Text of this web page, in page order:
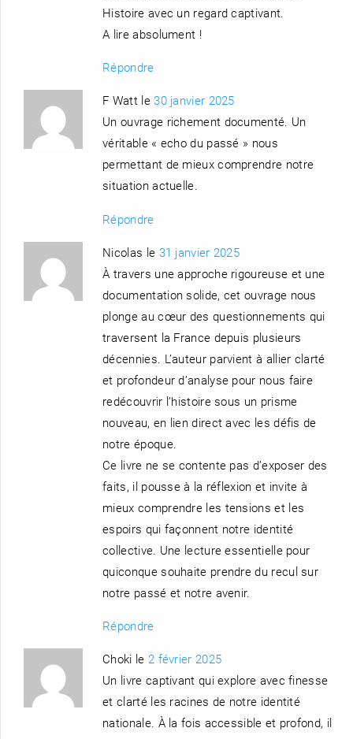
Histoire avec un regard captivant.
A lire absolument !
Répondre
F Watt le30 janvier 2025
Un ouvrage richement documenté. Un
véritable « echo du passé » nous
permettant de mieux comprendre notre
situation actuelle.
Répondre
Nicolas le 31 janvier 2025
À travers une approche rigoureuse et une
documentation solide, cet ouvrage nous
plonge au cœur des questionnements qui
traversent la France depuis plusieurs
décennies. L’auteur parvient à allier clarté
et profondeur d’analyse pour nous faire
redécouvrir l’histoire sous un prisme
nouveau, en lien direct avec les défis de
notre époque.
Ce livre ne se contente pas d’exposer des
faits, il pousse à la réflexion et invite à
mieux comprendre les tensions et les
espoirs qui façonnent notre identité
collective. Une lecture essentielle pour
quiconque souhaite prendre du recul sur
notre passé et notre avenir.
Répondre
Choki le 2 février 2025
Un livre captivant qui explore avec finesse
et clarté les racines de notre identité
nationale. À la fois accessible et profond, il